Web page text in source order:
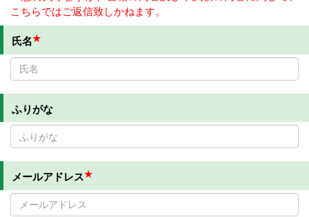
こちらではご返信致しかねます。
氏名★
ふりがな
メールアドレス★